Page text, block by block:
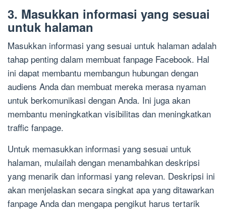
3. Masukkan informasi yang sesuai
untuk halaman
Masukkan informasi yang sesuai untuk halaman adalah
tahap penting dalam membuat fanpage Facebook. Hal
ini dapat membantu membangun hubungan dengan
audiens Anda dan membuat mereka merasa nyaman
untuk berkomunikasi dengan Anda. Ini juga akan
membantu meningkatkan visibilitas dan meningkatkan
traffic fanpage.
Untuk memasukkan informasi yang sesuai untuk
halaman, mulailah dengan menambahkan deskripsi
yang menarik dan informasi yang relevan. Deskripsi ini
akan menjelaskan secara singkat apa yang ditawarkan
fanpage Anda dan mengapa pengikut harus tertarik